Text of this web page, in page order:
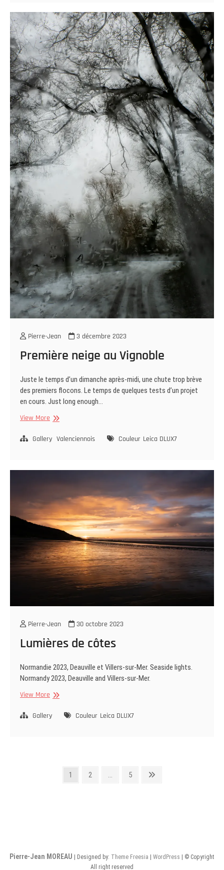
Pierre-Jean 3 décembre 2023
Première neige au Vignoble
Juste le temps d’un dimanche après-midi, une chute trop brève
des premiers flocons. Le temps de quelques tests d’un projet
en cours. Just long enough…
View More Première
au
Gallery Valenciennois Couleur Leica DLUX7
Pierre-Jean 30 octobre 2023
Lumières de côtes
Normandie 2023, Deauville et Villers-sur-Mer. Seaside lights.
Normandy 2023, Deauville and Villers-sur-Mer.
View More Lumières
côtes
Gallery Couleur Leica DLUX7
Page
1 Page
2 … Page
5
Next
Pierre-Jean MOREAU | Designed by: Theme Freesia |WordPress
| © Copyright
All right reserved